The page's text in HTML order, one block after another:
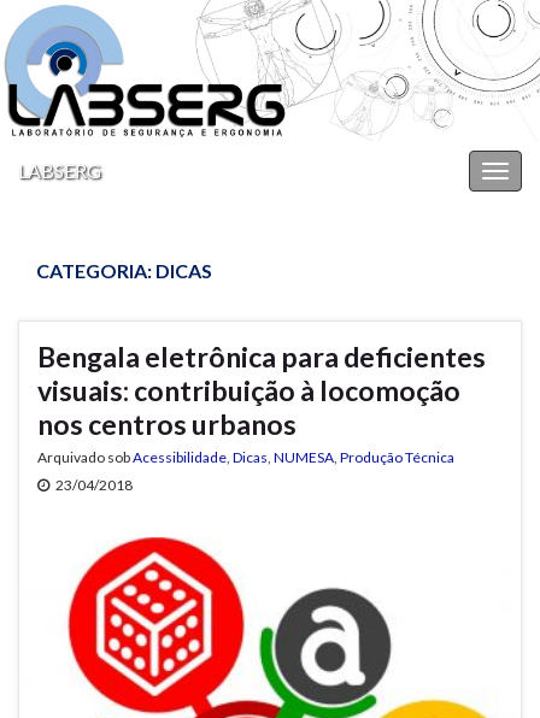
LABSERG
CATEGORIA: DICAS
Bengala eletrônica para deficientes
visuais: contribuição à locomoção
nos centros urbanos
Arquivado sobAcessibilidade, Dicas, NUMESA, Produção Técnica
23/04/2018